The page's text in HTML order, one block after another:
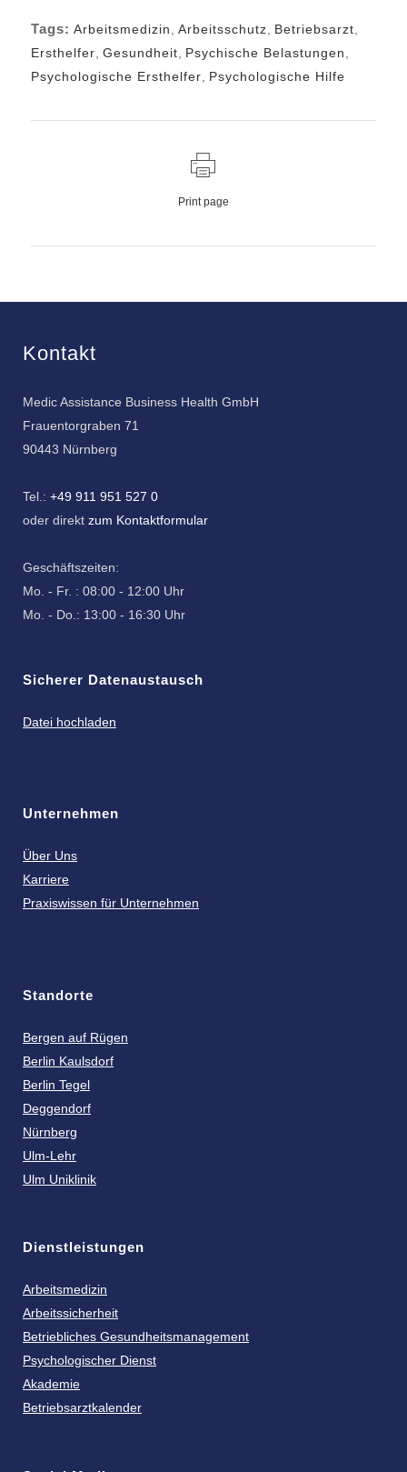
Tags: Arbeitsmedizin Arbeitsschutz Betriebsarzt
Ersthelfer Gesundheit Psychische Belastungen
Psychologische Ersthelfer
Psychologische Hilfe
Print page
Kontakt
Medic Assistance Business Health GmbH
Frauentorgraben 71
90443 Nürnberg
Tel.: +49 911 951 527 0
oder direkt zum Kontaktformular
Geschäftszeiten:
Mo. - Fr. : 08:00 - 12:00 Uhr
Mo. - Do.: 13:00 - 16:30 Uhr
Sicherer Datenaustausch
Datei hochladen
Unternehmen
Über Uns
Karriere
Praxiswissen für Unternehmen
Standorte
Bergen auf Rügen
Berlin Kaulsdorf
Berlin Tegel
Deggendorf
Nürnberg
Ulm-Lehr
Ulm Uniklinik
Dienstleistungen
Arbeitsmedizin
Arbeitssicherheit
Betriebliches Gesundheitsmanagement
Psychologischer Dienst
Akademie
Betriebsarztkalender